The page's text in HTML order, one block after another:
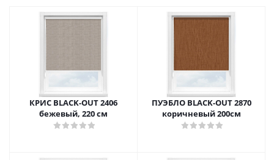
КРИС BLACK-OUT 2406
бежевый, 220 см
ПУЭБЛО BLACK-OUT 2870
коричневый 200см